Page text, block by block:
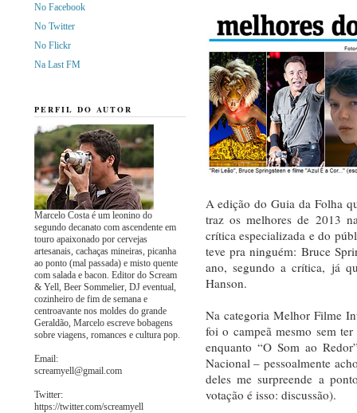
A edição do Guia da Folha
traz os melhores de 2013
crítica especializada e do
teve pra ninguém: Bruce
ano, segundo a crítica, já
Hanson.
Na categoria Melhor Filme
foi o campeã mesmo sem
enquanto “O Som ao
Nacional – pessoalmente
deles me surpreende a
votação é isso: discussão).
No Facebook
No Twitter
No Flickr
Na Last FM
PERFIL DO AUTOR
Marcelo Costa é um leonino do
segundo decanato com ascendente em
touro apaixonado por cervejas
artesanais, cachaças mineiras, picanha
ao ponto (mal passada) e misto quente
com salada e bacon. Editor do Scream
& Yell, Beer Sommelier, DJ eventual,
cozinheiro de fim de semana e
centroavante nos moldes do grande
Geraldão, Marcelo escreve bobagens
sobre viagens, romances e cultura pop.
Email:
screamyell@gmail.com
Twitter:
https://twitter.com/screamyell